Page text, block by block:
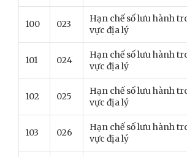
100 023
Hạn chế số lưu hành
vực địa lý
101 024
Hạn chế số lưu hành
vực địa lý
102 025
Hạn chế số lưu hành
vực địa lý
103 026
Hạn chế số lưu hành
vực địa lý